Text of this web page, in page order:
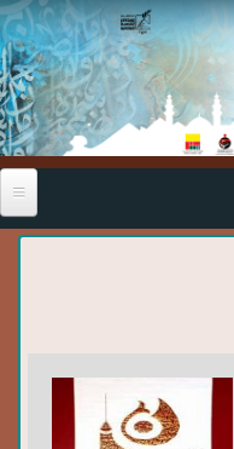
Skip to main content